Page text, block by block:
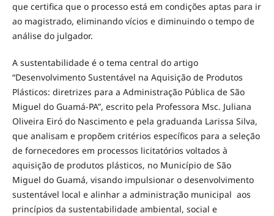
que certifica que o processo está em condições aptas para ir
ao magistrado, eliminando vícios e diminuindo o tempo de
análise do julgador.
A sustentabilidade é o tema central do artigo
“Desenvolvimento Sustentável na Aquisição de Produtos
Plásticos: diretrizes para a Administração Pública de São
Miguel do Guamá-PA”, escrito pela Professora Msc. Juliana
Oliveira Eiró do Nascimento e pela graduanda Larissa Silva,
que analisam e propõem critérios específicos para a seleção
de fornecedores em processos licitatórios voltados à
aquisição de produtos plásticos, no Município de São
Miguel do Guamá, visando impulsionar o desenvolvimento
sustentável local e alinhar a administração municipal aos
princípios da sustentabilidade ambiental, social e